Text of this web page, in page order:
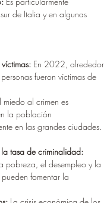
de Italia y en algunas
En 2022, alrededor
fueron víctimas de
miedo al crimen es
la población
en las grandes ciudades.
la tasa de criminalidad:
pobreza, el desempleo y la
fomentar la